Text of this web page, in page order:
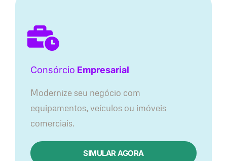
Consórcio Empresarial
Modernize seu negócio com
equipamentos, veículos ou imóveis
comerciais.
SIMULAR AGORA